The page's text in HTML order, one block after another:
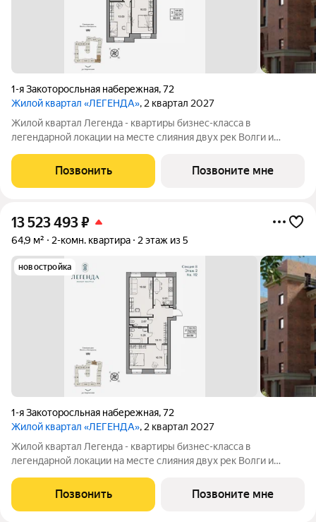
1-я Закоторосльная набережная,72
Жилой квартал «ЛЕГЕНДА», 2 квартал 2027
Жилой квартал Легенда - квартиры бизнес-класса в
легендарной локации на месте слияния двух рек Волги и
граничит с природным парком на
Позвонить Позвоните мне
13 523 493₽
64,9 м² 2-комн. квартира 2 этаж из 5
новостройка
1-я Закоторосльная набережная,72
Жилой квартал «ЛЕГЕНДА», 2 квартал 2027
Жилой квартал Легенда - квартиры бизнес-класса в
легендарной локации на месте слияния двух рек Волги и
граничит с природным парком на
Позвонить Позвоните мне